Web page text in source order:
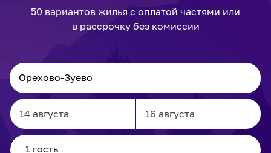
50 вариантов жилья с оплатой частями или
в рассрочку без комиссии
Navigate
forward
Navigate